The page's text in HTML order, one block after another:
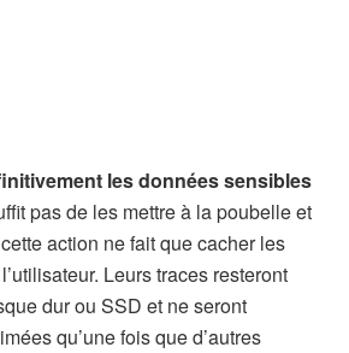
les données sensibles
pas de les mettre à la poubelle et
action ne fait que cacher les
Leurs traces resteront
dur ou SSD et ne seront
qu’une fois que d’autres